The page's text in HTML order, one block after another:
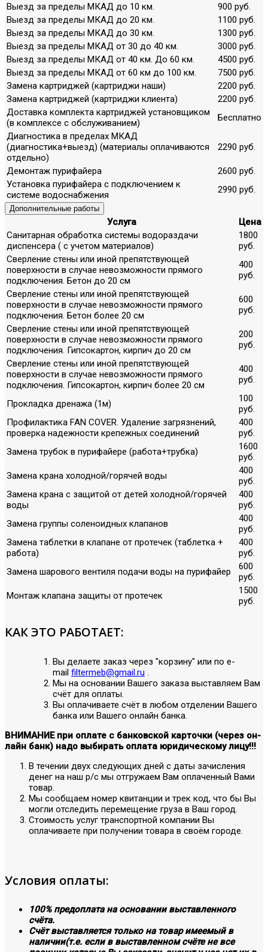
Выезд за пределы МКАД до 10 км.
900 руб.
Выезд за пределы МКАД до 20 км.
1100 руб.
Выезд за пределы МКАД до 30 км.
1300 руб.
Выезд за пределы МКАД от 30 до 40 км.
3000 руб.
Выезд за пределы МКАД от 40 км. До 60 км.
4500 руб.
Выезд за пределы МКАД от 60 км до 100 км.
7500 руб.
Замена картриджей (картриджи наши)
2200 руб.
Замена картриджей (картриджи клиента)
2200 руб.
Доставка комплекта картриджей установщиком
(в комплексе с обслуживанием)
Бесплатно
Диагностика в пределах МКАД
(диагностика+выезд) (материалы оплачиваются
отдельно)
2290 руб.
Демонтаж пурифайера
2600 руб.
Установка пурифайера с подключением к
системе водоснабжения
2990 руб.
Дополнительные работы
Услуга
Цена
Санитарная обработка системы водораздачи
диспенсера ( с учетом материалов)
1800
руб.
Сверление стены или иной препятствующей
поверхности в случае невозможности прямого
подключения. Бетон до 20 см
400
руб.
Сверление стены или иной препятствующей
поверхности в случае невозможности прямого
подключения. Бетон более 20 см
600
руб.
Сверление стены или иной препятствующей
поверхности в случае невозможности прямого
подключения. Гипсокартон, кирпич до 20 см
200
руб.
Сверление стены или иной препятствующей
поверхности в случае невозможности прямого
подключения. Гипсокартон, кирпич более 20 см
400
руб.
Прокладка дренажа (1м)
100
руб.
Профилактика FAN COVER. Удаление загрязнений,
проверка надежности крепежных соединений
400
руб.
Замена трубок в пурифайере (работа+трубка)
1600
руб.
Замена крана холодной/горячей воды
400
руб.
Замена крана с защитой от детей холодной/горячей
воды
400
руб.
Замена группы соленоидных клапанов
400
руб.
Замена таблетки в клапане от протечек (таблетка +
работа)
400
руб.
Замена шарового вентиля подачи воды на пурифайер
600
руб.
Монтаж клапана защиты от протечек
1500
руб.
КАК ЭТО РАБОТАЕТ:
Вы делаете заказ через "корзину" или по е-
mail filtermeb@gmail.ru .
Мы на основании Вашего заказа выставляем Вам
счёт для оплаты.
Вы оплачиваете счёт в любом отделении Вашего
банка или Вашего онлайн банка.
ВНИМАНИЕ при оплате с банковской карточки (через он-
лайн банк) надо выбирать оплата юридическому лицу!!!
В течении двух следующих дней с даты зачисления
денег на наш р/с мы отгружаем Вам оплаченный Вами
товар.
Мы сообщаем номер квитанции и трек код, что бы Вы
могли отследить перемещение груза в Ваш город.
Стоимость услуг транспортной компании Вы
оплачиваете при получении товара в своём городе.
Условия оплаты:
100% предоплата на основании выставленного
счёта.
Счёт выставляется только на товар имеемый в
наличии(т.е. если в выставленном счёте не все